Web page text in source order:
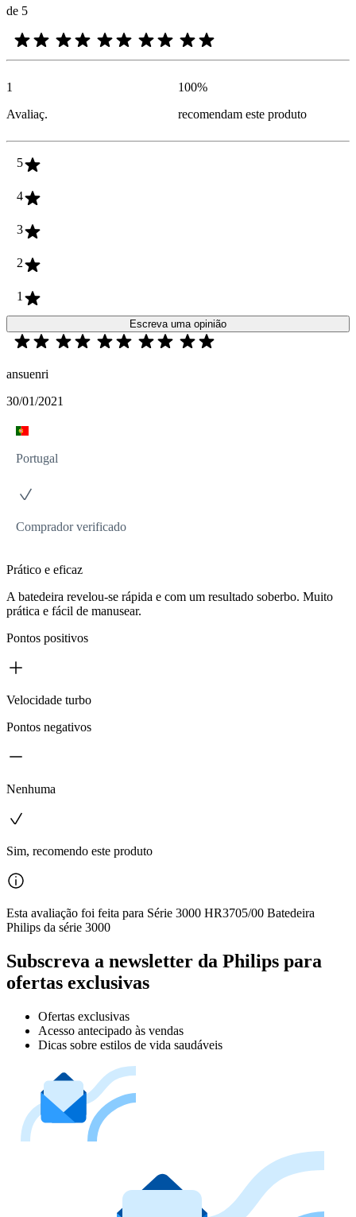
de 5
1
Avaliaç.
100%
recomendam este produto
5
4
3
2
1
Escreva uma opinião
ansuenri
30/01/2021
Portugal
Comprador verificado
Prático e eficaz
A batedeira revelou-se rápida e com um resultado soberbo. Muito
prática e fácil de manusear.
Pontos positivos
Velocidade turbo
Pontos negativos
Nenhuma
Sim, recomendo este produto
Esta avaliação foi feita para Série 3000 HR3705/00 Batedeira
Philips da série 3000
Subscreva a newsletter da Philips para
ofertas exclusivas
Ofertas exclusivas
Acesso antecipado às vendas
Dicas sobre estilos de vida saudáveis